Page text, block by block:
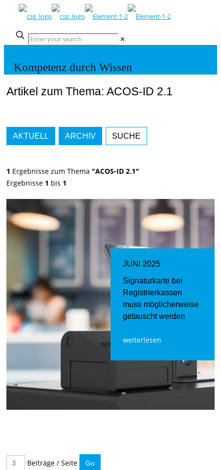
✕
Kompetenz durch Wissen
Artikel zum Thema: ACOS-ID 2.1
AKTUELL ARCHIV SUCHE
1 Ergebnisse zum Thema "ACOS-ID 2.1"
Ergebnisse 1 bis 1
JUNI 2025
Signaturkarte bei
Registrierkassen
muss möglicherweise
getauscht werden
weiterlesen
Beiträge / Seite